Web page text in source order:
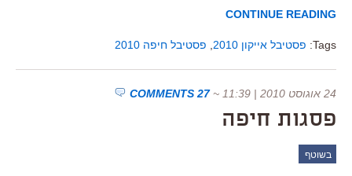
CONTINUE READING
Tags: פסטיבל אייקון 2010 פסטיבל חיפה 2010
24 אוגוסט 2010 | 11:39 ~
27 COMMENTS
פסגות חיפה
בשוטף